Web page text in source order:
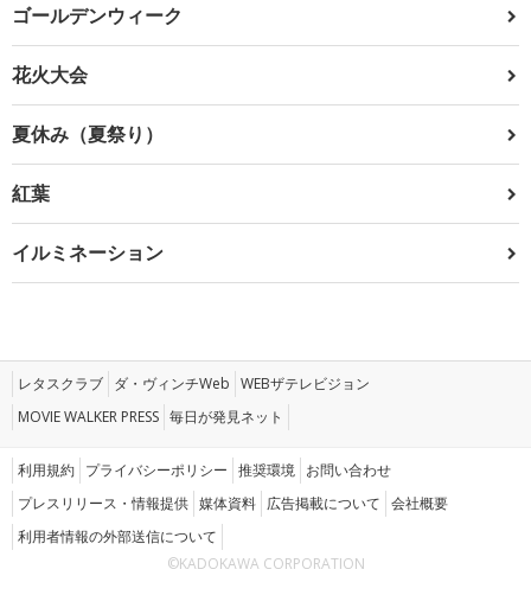
ゴールデンウィーク
花火大会
夏休み（夏祭り）
紅葉
イルミネーション
レタスクラブ ダ・ヴィンチWeb WEBザテレビジョン
MOVIE WALKER PRESS 毎日が発見ネット
利用規約 プライバシーポリシー 推奨環境 お問い合わせ
プレスリリース・情報提供 媒体資料 広告掲載について 会社概要
利用者情報の外部送信について
©KADOKAWA CORPORATION